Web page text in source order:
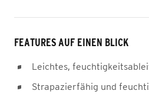
FEATURES AUF EINEN BLICK
Leichtes,
Strapazierfähig und